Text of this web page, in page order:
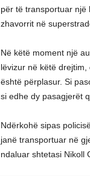
për të transportuar një
zhavorrit në
Në këtë moment një
lëvizur në këtë
është përplasur. Si
si edhe dy pasagjerët
Ndërkohë sipas
janë transportuar në
ndaluar shtetasi Nikoll